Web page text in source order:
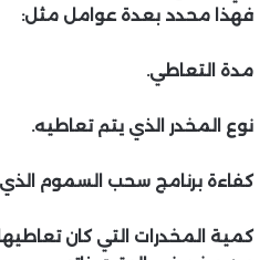
فهذا محدد بعدة عوامل مثل:
مدة التعاطي.
نوع المخدر الذي يتم تعاطيه.
كفاءة برنامج سحب السموم
كمية المخدرات التي كان